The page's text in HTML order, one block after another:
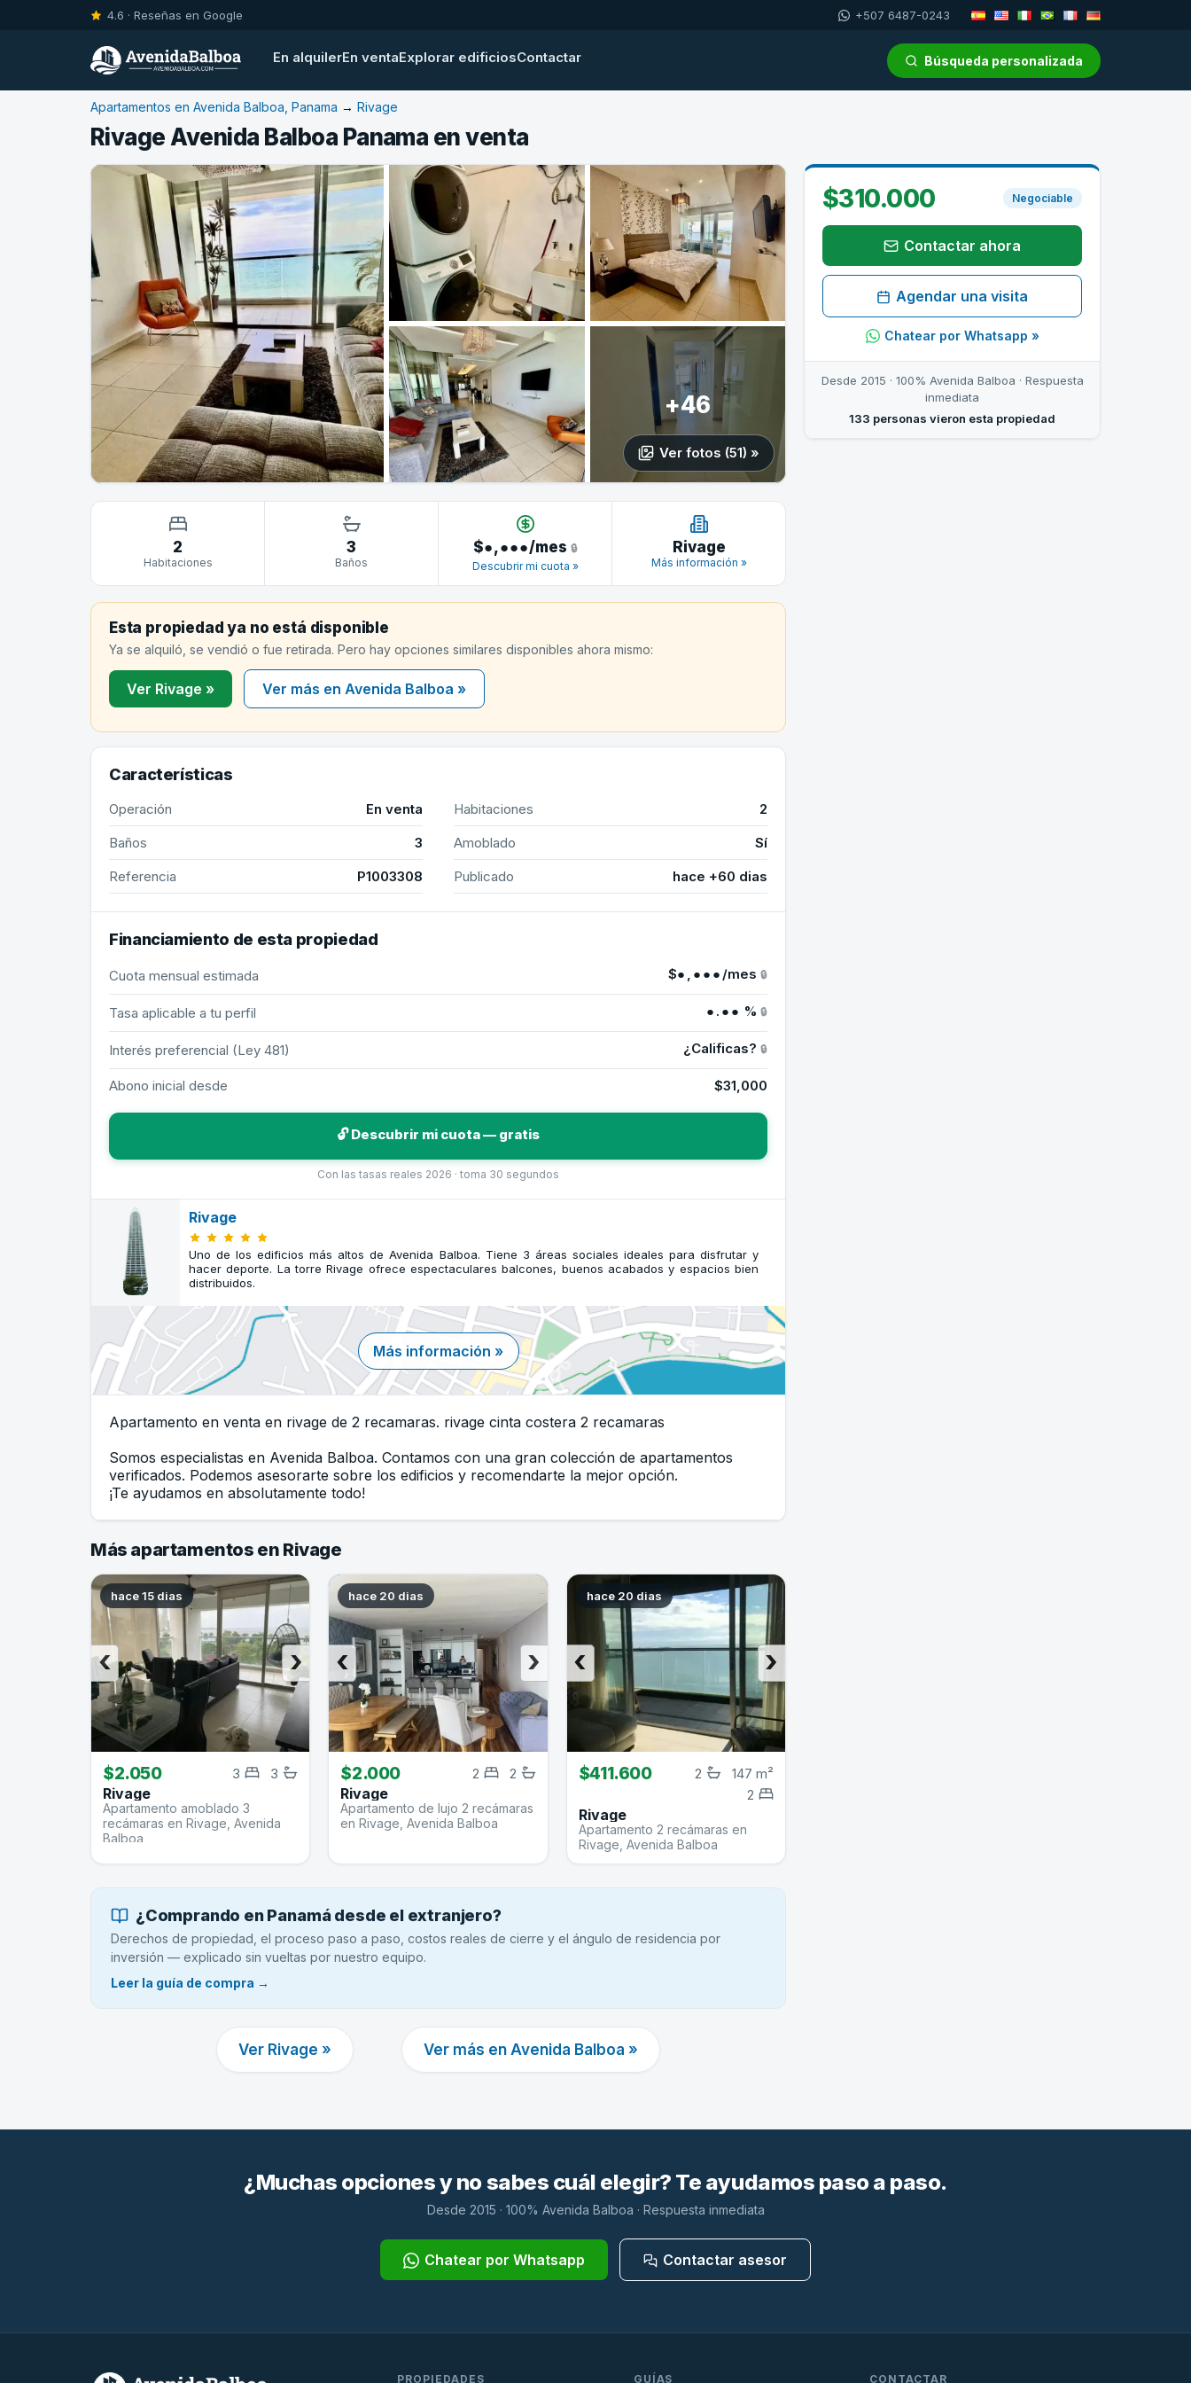
4.6 · Reseñas en Google +507 6487-0243
En alquilerEn ventaExplorar edificiosContactar Búsqueda personalizada
Apartamentos en Avenida Balboa, Panama → Rivage
Rivage Avenida Balboa Panama en venta
$310.000 Negociable
Contactar ahora
Agendar una visita
Chatear por Whatsapp »
Desde 2015 · 100% Avenida Balboa · Respuesta
inmediata
133 personas vieron esta propiedad
+46
Ver fotos (51) »
2
Habitaciones
3
Baños
$●,●●●/mes 🔒
Descubrir mi cuota »
Rivage
Más información »
Esta propiedad ya no está disponible
Ya se alquiló, se vendió o fue retirada. Pero hay opciones similares disponibles ahora mismo:
Ver Rivage » Ver más en Avenida Balboa »
Características
Operación En venta Habitaciones
2
Baños
3 Amoblado
Sí
Referencia
P1003308 Publicado hace +60 dias
Financiamiento de esta propiedad
Cuota mensual estimada $●,●●● /mes 🔒
Tasa aplicable a tu perfil ●.●● % 🔒
Interés preferencial (Ley 481) ¿Calificas? 🔒
Abono inicial desde $31,000
🔓 Descubrir mi cuota — gratis
Con las tasas reales 2026 · toma 30 segundos
Rivage
Uno de los edificios más altos de Avenida Balboa. Tiene 3 áreas sociales ideales para disfrutar y
hacer deporte. La torre Rivage ofrece espectaculares balcones, buenos acabados y espacios bien
distribuidos.
Más información »
Apartamento en venta en rivage de 2 recamaras. rivage cinta costera 2 recamaras
Somos especialistas en Avenida Balboa. Contamos con una gran colección de apartamentos
verificados. Podemos asesorarte sobre los edificios y recomendarte la mejor opción.
¡Te ayudamos en absolutamente todo!
Más apartamentos en Rivage
hace 15 dias
›
‹
$2.050 3
3
Rivage
Apartamento amoblado 3
recámaras en Rivage, Avenida
Balboa
hace 20 dias
›
‹
$2.000 2
2
Rivage
Apartamento de lujo 2 recámaras
en Rivage, Avenida Balboa
hace 20 dias
›
‹
$411.600 147 m²
2
2
Rivage
Apartamento 2 recámaras en
Rivage, Avenida Balboa
¿Comprando en Panamá desde el extranjero?
Derechos de propiedad, el proceso paso a paso, costos reales de cierre y el ángulo de residencia por
inversión — explicado sin vueltas por nuestro equipo.
Leer la guía de compra →
Ver Rivage » Ver más en Avenida Balboa »
¿Muchas opciones y no sabes cuál elegir? Te ayudamos paso a paso.
Desde 2015 · 100% Avenida Balboa · Respuesta inmediata
Chatear por Whatsapp Contactar asesor
PROPIEDADES GUÍAS CONTACTAR